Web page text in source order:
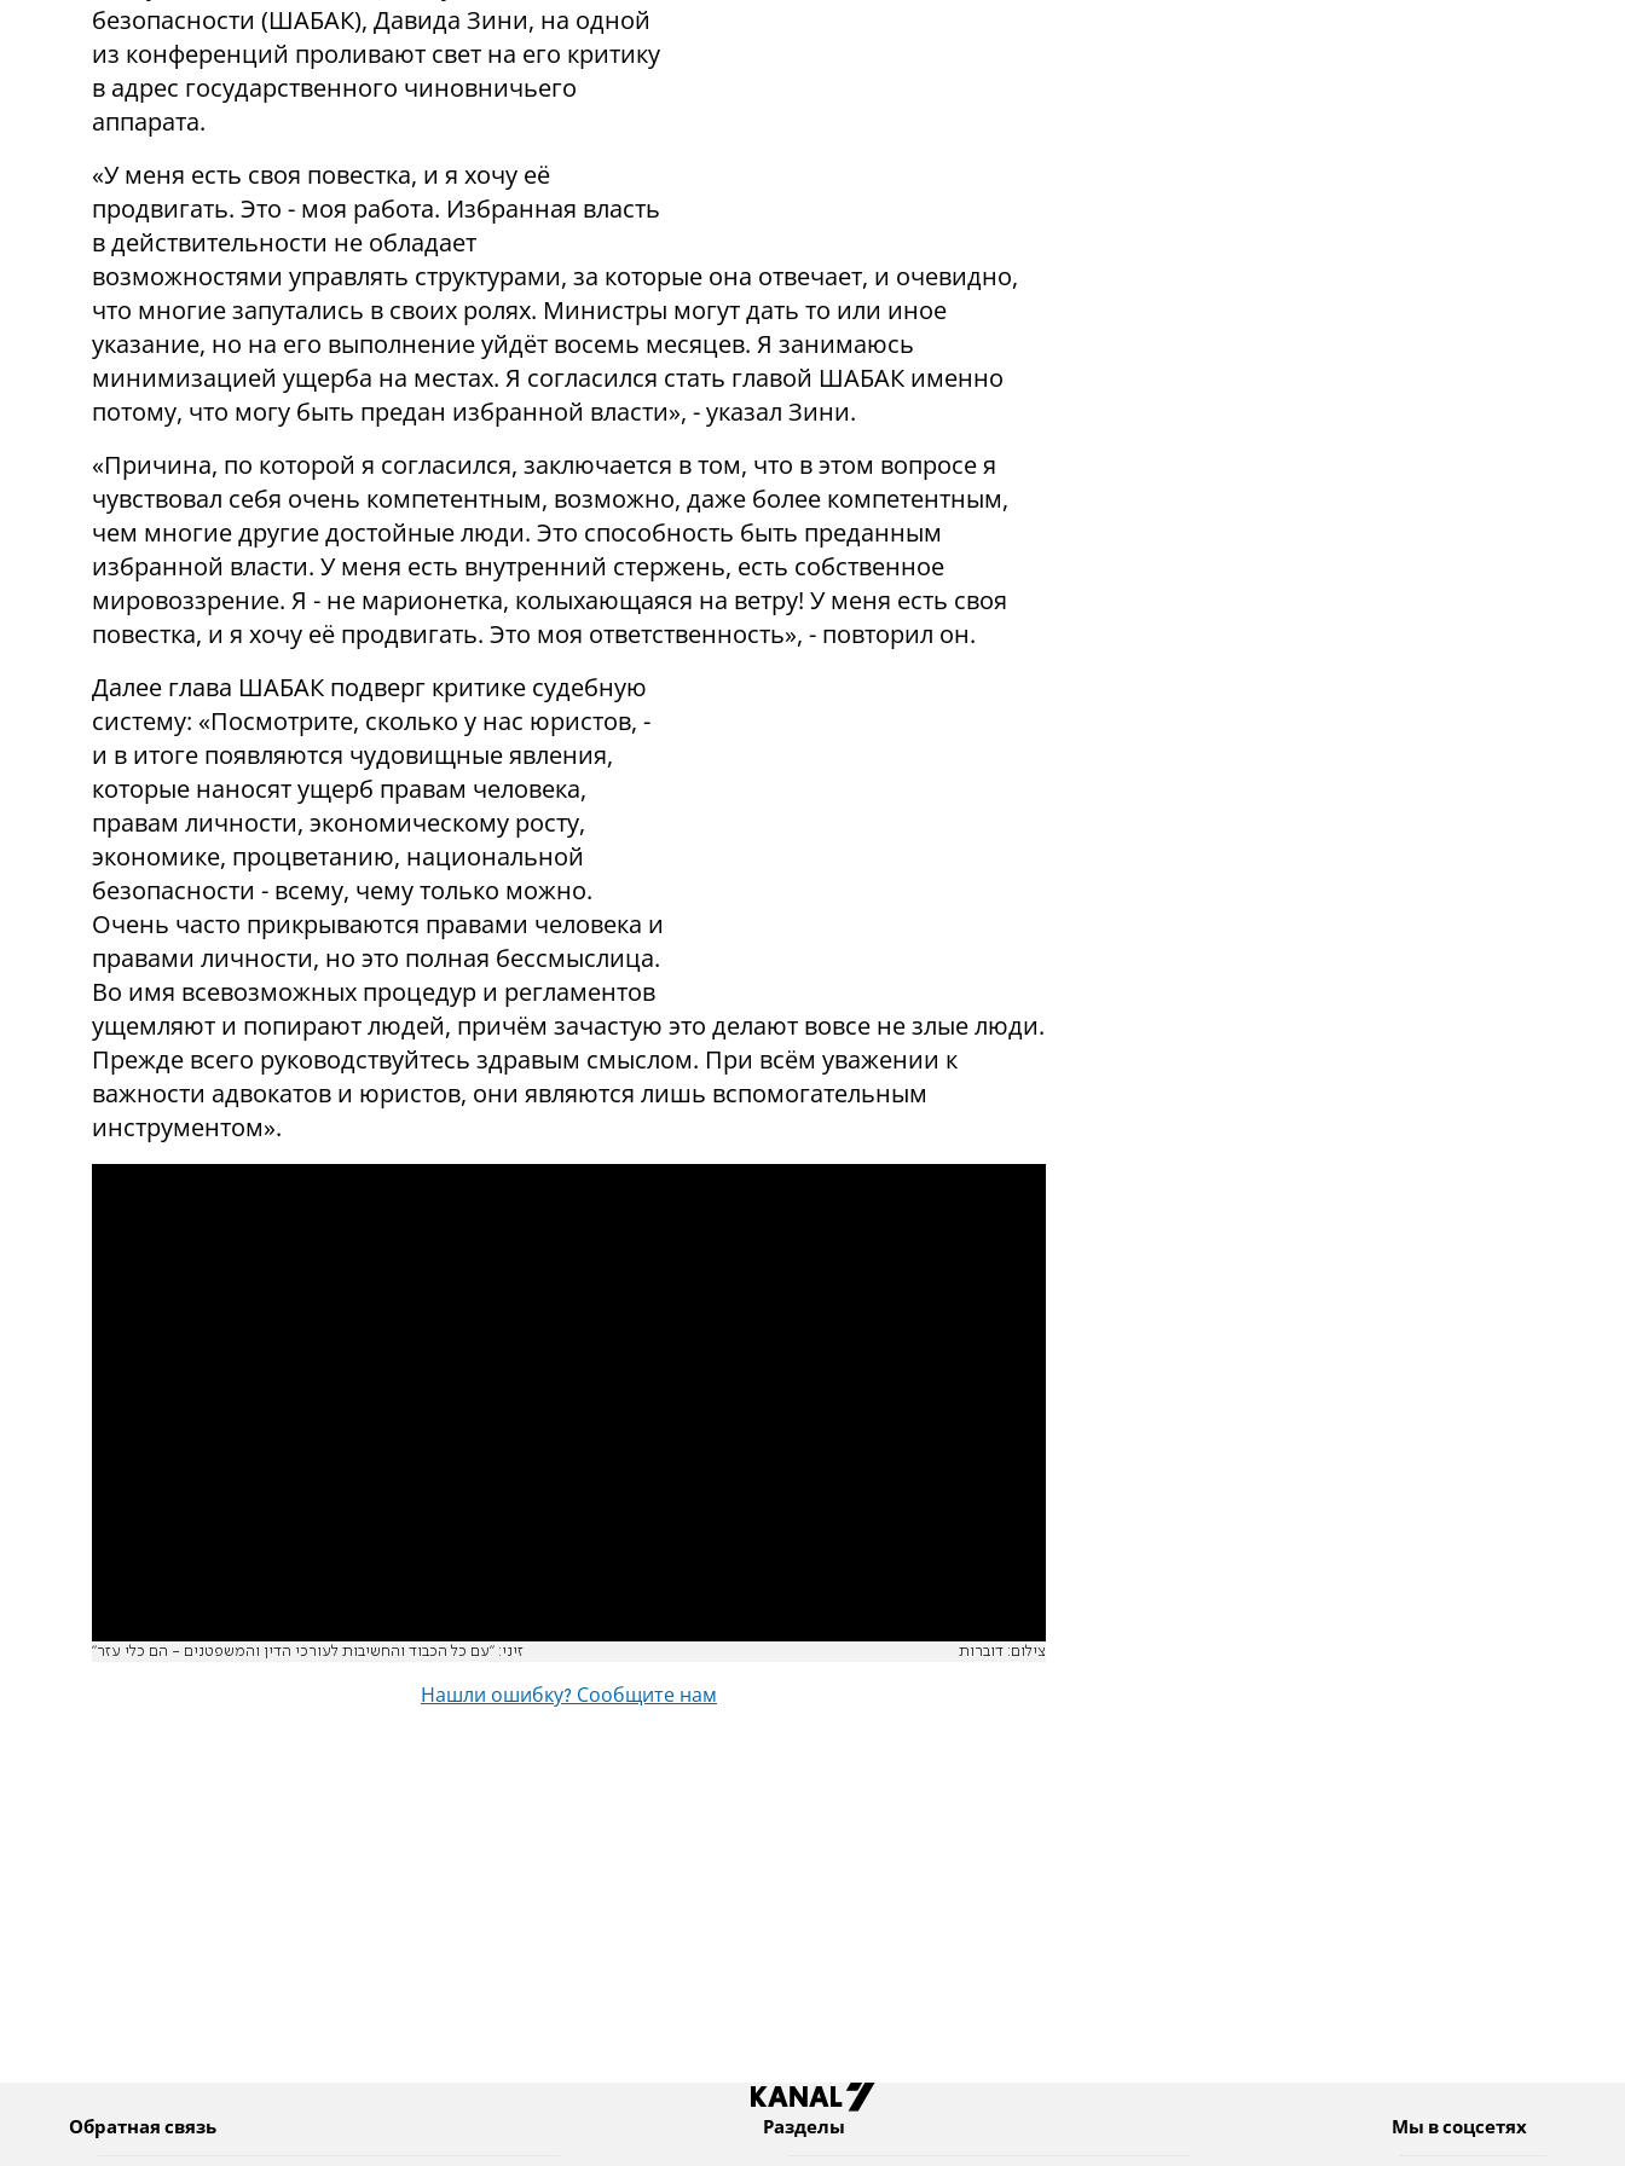
безопасности (ШАБАК), Давида Зини, на одной
из конференций проливают свет на его критику
в адрес государственного чиновничьего
аппарата.
«У меня есть своя повестка, и я хочу её
продвигать. Это - моя работа. Избранная власть
в действительности не обладает
возможностями управлять структурами, за которые она отвечает, и очевидно,
что многие запутались в своих ролях. Министры могут дать то или иное
указание, но на его выполнение уйдёт восемь месяцев. Я занимаюсь
минимизацией ущерба на местах. Я согласился стать главой ШАБАК именно
потому, что могу быть предан избранной власти», - указал Зини.
«Причина, по которой я согласился, заключается в том, что в этом вопросе я
чувствовал себя очень компетентным, возможно, даже более компетентным,
чем многие другие достойные люди. Это способность быть преданным
избранной власти. У меня есть внутренний стержень, есть собственное
мировоззрение. Я - не марионетка, колыхающаяся на ветру! У меня есть своя
повестка, и я хочу её продвигать. Это моя ответственность», - повторил он.
Далее глава ШАБАК подверг критике судебную
систему: «Посмотрите, сколько у нас юристов, -
и в итоге появляются чудовищные явления,
которые наносят ущерб правам человека,
правам личности, экономическому росту,
экономике, процветанию, национальной
безопасности - всему, чему только можно.
Очень часто прикрываются правами человека и
правами личности, но это полная бессмыслица.
Во имя всевозможных процедур и регламентов
ущемляют и попирают людей, причём зачастую это делают вовсе не злые люди.
Прежде всего руководствуйтесь здравым смыслом. При всём уважении к
важности адвокатов и юристов, они являются лишь вспомогательным
инструментом».
זיני: ״עם כל הכבוד והחשיבות לעורכי הדין והמשפטנים - הם כלי עזר״ צילום: דוברות
Нашли ошибку? Сообщите нам
Обратная связь Разделы Мы в соцсетях